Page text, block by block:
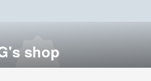
shop